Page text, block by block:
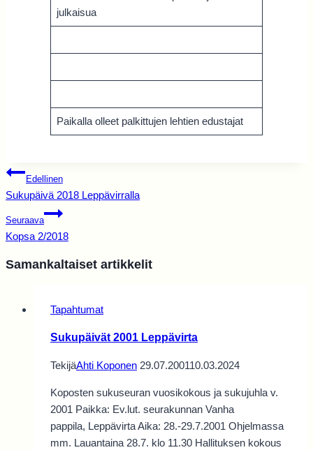
julkaisua
Paikalla olleet palkittujen lehtien edustajat
Artikkelien
selaus
Edellinen
Sukupäivä 2018 Leppävirralla
Seuraava
Kopsa 2/2018
Samankaltaiset artikkelit
Tapahtumat
Sukupäivät 2001 Leppävirta
TekijäAhti Koponen 29.07.200110.03.2024
Koposten sukuseuran vuosikokous ja sukujuhla v.
2001 Paikka: Ev.lut. seurakunnan Vanha
pappila, Leppävirta Aika: 28.-29.7.2001 Ohjelmassa
mm. Lauantaina 28.7. klo 11.30 Hallituksen kokous